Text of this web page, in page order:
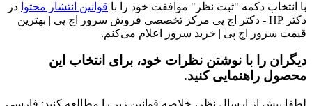
با انتخاب دکمه "ثبت نظر" موافقت خود را با قوانین انتشار محتوا در
دکتر HP - دکتر اچ پی مرکز تخصصی فروش سرور اچ پی | بهترین
قیمت سرور اچ پی | خرید سرور اعلام می‌کنم.
دیگران را با نوشتن نظرات خود، برای انتخاب این
محصول راهنمایی کنید.
لطفا پیش از ارسال نظر، خلاصه قوانین زیر را مطالعه کنید: فارسی